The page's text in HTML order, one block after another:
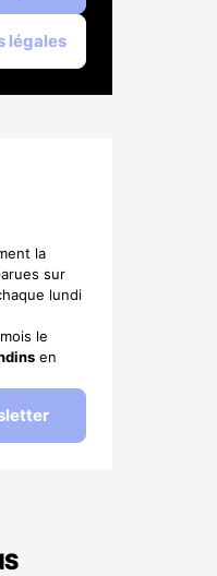
légales
la
sur
lundi
le
en